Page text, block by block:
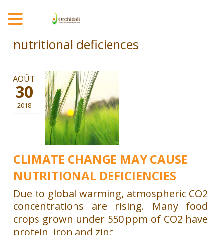
nutritional deficiences
CLIMATE CHANGE MAY CAUSE
NUTRITIONAL DEFICIENCIES
AOÛT
30
2018
Due to global warming, atmospheric CO2
concentrations are rising. Many food
crops grown under 550 ppm of CO2 have
protein, iron and zinc